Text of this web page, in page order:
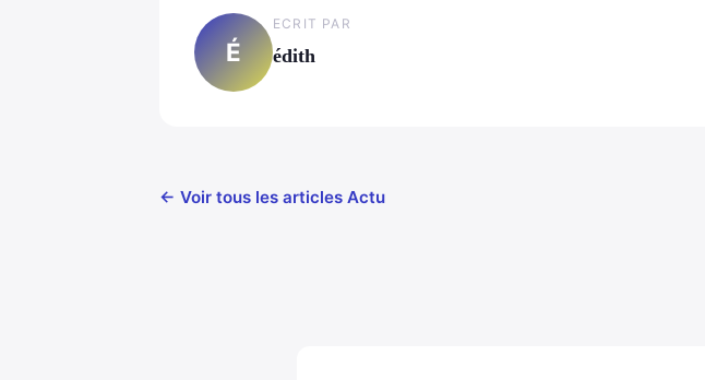
É
ECRIT PAR
édith
← Voir tous les articles Actu